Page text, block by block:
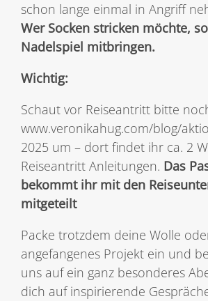
schon lange einmal in Angriff
Wer Socken stricken möchte,
Nadelspiel mitbringen.
Wichtig:
Schaut vor Reiseantritt bitte
www.veronikahug.com/blog/
2025 um – dort findet ihr ca. 2
Reiseantritt Anleitungen. Das
bekommt ihr mit den
mitgeteilt
Packe trotzdem deine Wolle
angefangenes Projekt ein und
uns auf ein ganz besonderes
dich auf inspirierende